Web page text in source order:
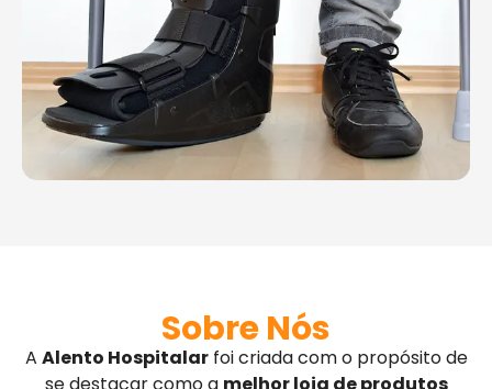
Sobre Nós
A Alento Hospitalarfoi criada com o propósito de